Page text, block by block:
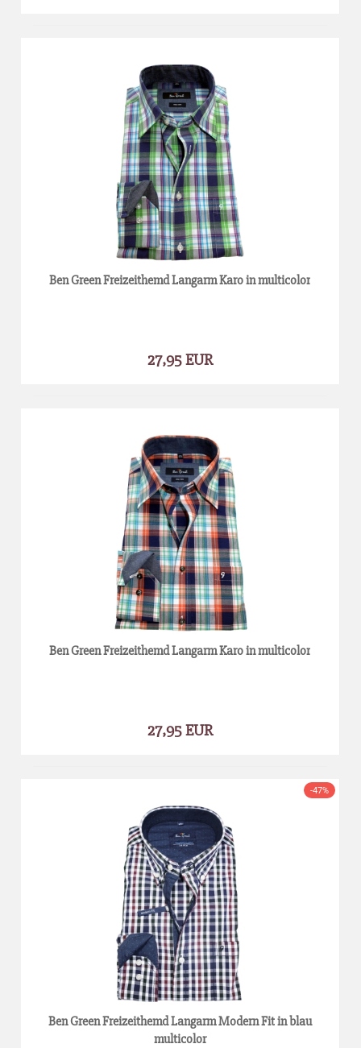
Ben Green Freizeithemd Langarm Karo in multicolor
27,95 EUR
Ben Green Freizeithemd Langarm Karo in multicolor
27,95 EUR
-47%
Ben Green Freizeithemd Langarm Modern Fit in blau
multicolor